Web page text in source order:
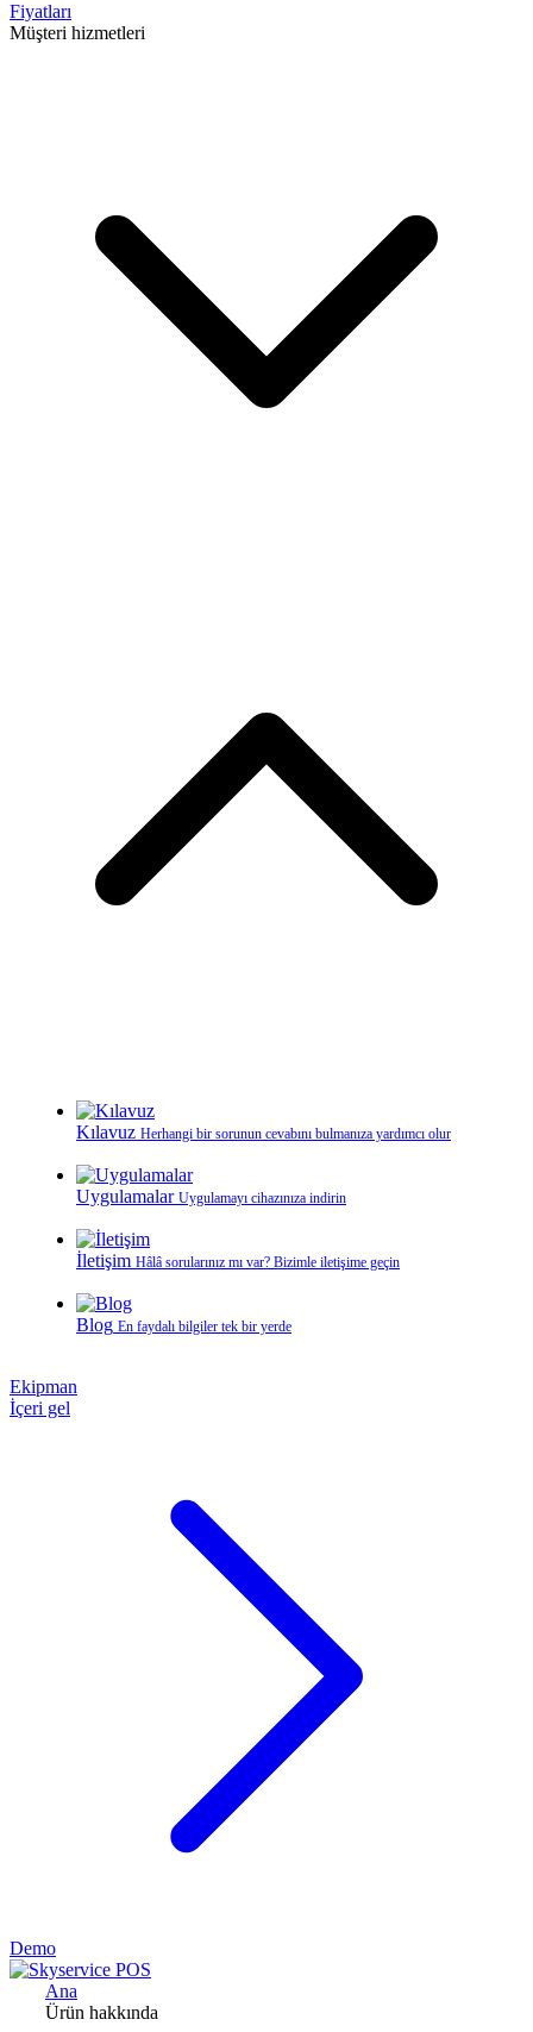
Fiyatları
Müşteri hizmetleri
Kılavuz Herhangi bir sorunun cevabını bulmanıza yardımcı olur
Uygulamalar Uygulamayı cihazınıza indirin
İletişim Hâlâ sorularınız mı var? Bizimle iletişime geçin
Blog En faydalı bilgiler tek bir yerde
Ekipman
İçeri gel
Demo
Ana
Ürün hakkında